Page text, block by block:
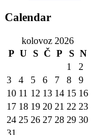
Calendar
kolovoz 2026
P U S Č P S N
1
2
3
4 5 6 7 8
9
10 11 12 13 14 15 16
17 18 19 20 21 22 23
24 25 26 27 28 29 30
31